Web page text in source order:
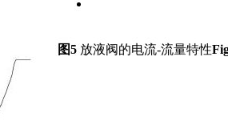
图5 放液阀的电流-流量特性